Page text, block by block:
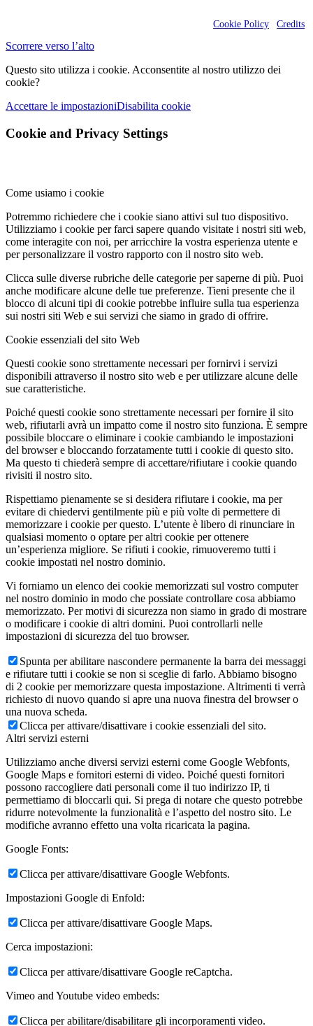
Cookie Policy Credits
Scorrere verso l’alto
Questo sito utilizza i cookie. Acconsentite al nostro utilizzo dei
cookie?
Accettare le impostazioniDisabilita cookie
Cookie and Privacy Settings
Come usiamo i cookie
Potremmo richiedere che i cookie siano attivi sul tuo dispositivo.
Utilizziamo i cookie per farci sapere quando visitate i nostri siti web,
come interagite con noi, per arricchire la vostra esperienza utente e
per personalizzare il vostro rapporto con il nostro sito web.
Clicca sulle diverse rubriche delle categorie per saperne di più. Puoi
anche modificare alcune delle tue preferenze. Tieni presente che il
blocco di alcuni tipi di cookie potrebbe influire sulla tua esperienza
sui nostri siti Web e sui servizi che siamo in grado di offrire.
Cookie essenziali del sito Web
Questi cookie sono strettamente necessari per fornirvi i servizi
disponibili attraverso il nostro sito web e per utilizzare alcune delle
sue caratteristiche.
Poiché questi cookie sono strettamente necessari per fornire il sito
web, rifiutarli avrà un impatto come il nostro sito funziona. È sempre
possibile bloccare o eliminare i cookie cambiando le impostazioni
del browser e bloccando forzatamente tutti i cookie di questo sito.
Ma questo ti chiederà sempre di accettare/rifiutare i cookie quando
rivisiti il nostro sito.
Rispettiamo pienamente se si desidera rifiutare i cookie, ma per
evitare di chiedervi gentilmente più e più volte di permettere di
memorizzare i cookie per questo. L’utente è libero di rinunciare in
qualsiasi momento o optare per altri cookie per ottenere
un’esperienza migliore. Se rifiuti i cookie, rimuoveremo tutti i
cookie impostati nel nostro dominio.
Vi forniamo un elenco dei cookie memorizzati sul vostro computer
nel nostro dominio in modo che possiate controllare cosa abbiamo
memorizzato. Per motivi di sicurezza non siamo in grado di mostrare
o modificare i cookie di altri domini. Puoi controllarli nelle
impostazioni di sicurezza del tuo browser.
Spunta per abilitare nascondere permanente la barra dei messaggi
e rifiutare tutti i cookie se non si sceglie di farlo. Abbiamo bisogno
di 2 cookie per memorizzare questa impostazione. Altrimenti ti verrà
richiesto di nuovo quando si apre una nuova finestra del browser o
una nuova scheda.
Clicca per attivare/disattivare i cookie essenziali del sito.
Altri servizi esterni
Utilizziamo anche diversi servizi esterni come Google Webfonts,
Google Maps e fornitori esterni di video. Poiché questi fornitori
possono raccogliere dati personali come il tuo indirizzo IP, ti
permettiamo di bloccarli qui. Si prega di notare che questo potrebbe
ridurre notevolmente la funzionalità e l’aspetto del nostro sito. Le
modifiche avranno effetto una volta ricaricata la pagina.
Google Fonts:
Clicca per attivare/disattivare Google Webfonts.
Impostazioni Google di Enfold:
Clicca per attivare/disattivare Google Maps.
Cerca impostazioni:
Clicca per attivare/disattivare Google reCaptcha.
Vimeo and Youtube video embeds:
Clicca per abilitare/disabilitare gli incorporamenti video.